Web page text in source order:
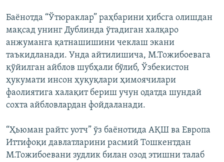
Баёнотда “Ўтюраклар” раҳбарини ҳибсга олишдан
мақсад унинг Дублинда ўтадиган халқаро
анжуманга қатнашишини чеклаш экани
таъкидланади. Унда айтилишича, М.Тожибоевага
қўйилган айблов шубҳали бўлиб, Ўзбекистон
ҳукумати инсон ҳуқуқлари ҳимоячилари
фаолиятига халақит бериш учун одатда шундай
сохта айбловлардан фойдаланади.
“Ҳьюман райтс уотч” ўз баёнотида АҚШ ва Европа
Иттифоқи давлатларини расмий Тошкентдан
М.Тожибоевани зудлик билан озод этишни талаб